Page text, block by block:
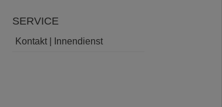
SERVICE
Kontakt | Innendienst